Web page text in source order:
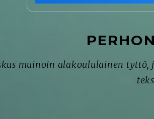
muinoin alakoululainen